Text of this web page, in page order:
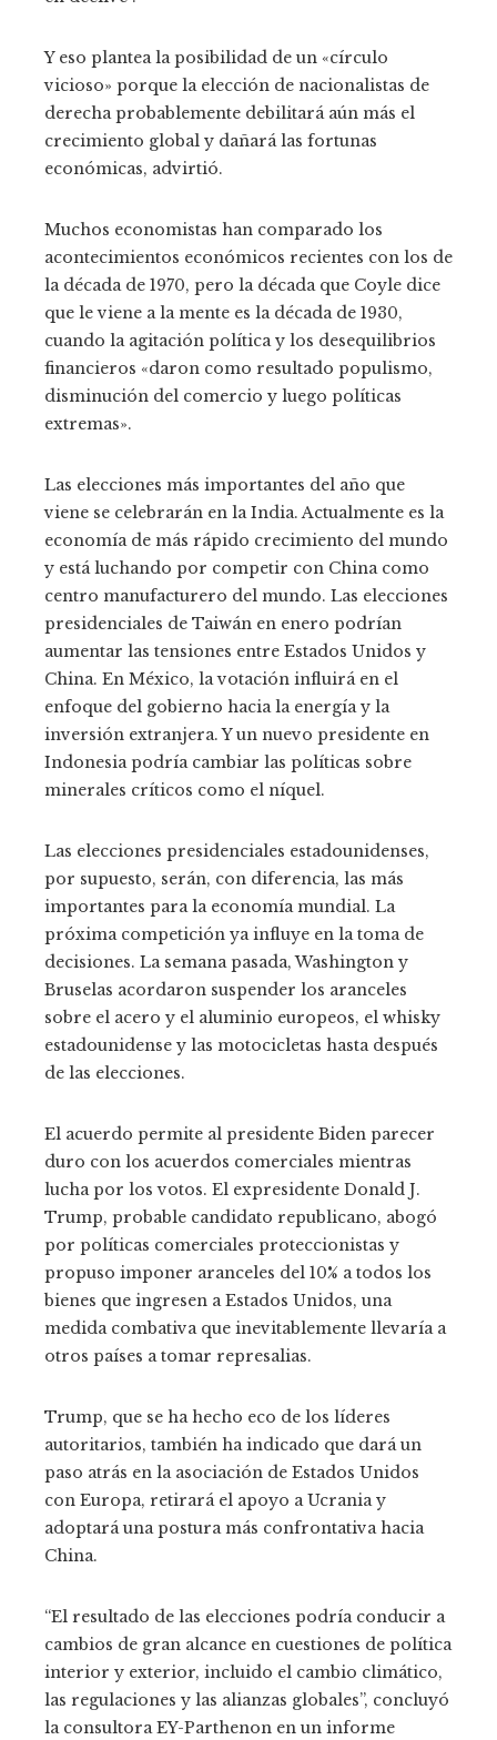
Y eso plantea la posibilidad de un «círculo
vicioso» porque la elección de nacionalistas de
derecha probablemente debilitará aún más el
crecimiento global y dañará las fortunas
económicas, advirtió.
Muchos economistas han comparado los
acontecimientos económicos recientes con los de
la década de 1970, pero la década que Coyle dice
que le viene a la mente es la década de 1930,
cuando la agitación política y los desequilibrios
financieros «daron como resultado populismo,
disminución del comercio y luego políticas
extremas».
Las elecciones más importantes del año que
viene se celebrarán en la India. Actualmente es la
economía de más rápido crecimiento del mundo
y está luchando por competir con China como
centro manufacturero del mundo. Las elecciones
presidenciales de Taiwán en enero podrían
aumentar las tensiones entre Estados Unidos y
China. En México, la votación influirá en el
enfoque del gobierno hacia la energía y la
inversión extranjera. Y un nuevo presidente en
Indonesia podría cambiar las políticas sobre
minerales críticos como el níquel.
Las elecciones presidenciales estadounidenses,
por supuesto, serán, con diferencia, las más
importantes para la economía mundial. La
próxima competición ya influye en la toma de
decisiones. La semana pasada, Washington y
Bruselas acordaron suspender los aranceles
sobre el acero y el aluminio europeos, el whisky
estadounidense y las motocicletas hasta después
de las elecciones.
El acuerdo permite al presidente Biden parecer
duro con los acuerdos comerciales mientras
lucha por los votos. El expresidente Donald J.
Trump, probable candidato republicano, abogó
por políticas comerciales proteccionistas y
propuso imponer aranceles del 10% a todos los
bienes que ingresen a Estados Unidos, una
medida combativa que inevitablemente llevaría a
otros países a tomar represalias.
Trump, que se ha hecho eco de los líderes
autoritarios, también ha indicado que dará un
paso atrás en la asociación de Estados Unidos
con Europa, retirará el apoyo a Ucrania y
adoptará una postura más confrontativa hacia
China.
“El resultado de las elecciones podría conducir a
cambios de gran alcance en cuestiones de política
interior y exterior, incluido el cambio climático,
las regulaciones y las alianzas globales”, concluyó
la consultora EY-Parthenon en un informe